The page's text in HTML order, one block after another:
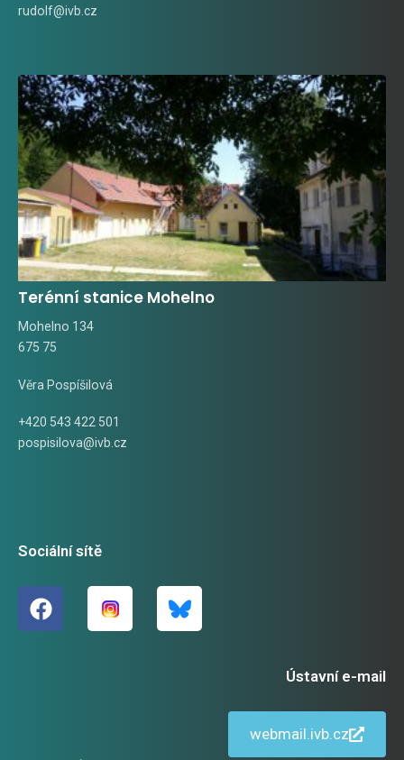
rudolf@ivb.cz
Terénní stanice Mohelno
Mohelno 134
675 75
Věra Pospíšilová
+420 543 422 501
pospisilova@ivb.cz
Sociální sítě
Ústavní e-mail
webmail.ivb.cz